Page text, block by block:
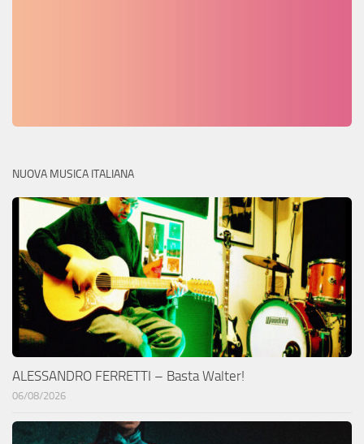
NUOVA MUSICA ITALIANA
ALESSANDRO FERRETTI – Basta Walter!
06/08/2026